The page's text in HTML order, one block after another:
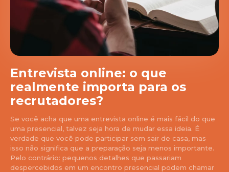
Entrevista online: o que
realmente importa para os
recrutadores?
Se você acha que uma entrevista online é mais fácil do que
uma presencial, talvez seja hora de mudar essa ideia. É
verdade que você pode participar sem sair de casa, mas
isso não significa que a preparação seja menos importante.
Pelo contrário: pequenos detalhes que passariam
despercebidos em um encontro presencial podem chamar